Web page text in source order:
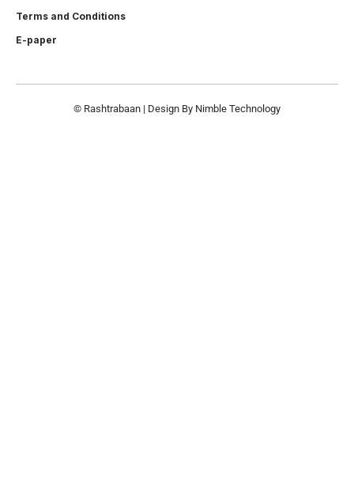
Terms and Conditions
E-paper
© Rashtrabaan | Design By Nimble Technology